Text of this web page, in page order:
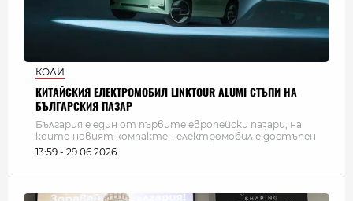
КОЛИ
КИТАЙСКИЯ ЕЛЕКТРОМОБИЛ LINKTOUR ALUMI СТЪПИ НА
БЪЛГАРСКИЯ ПАЗАР
България е един от първите европейски пазари, на
които новият компактен електромобил е достъпен
13:59 - 29.06.2026